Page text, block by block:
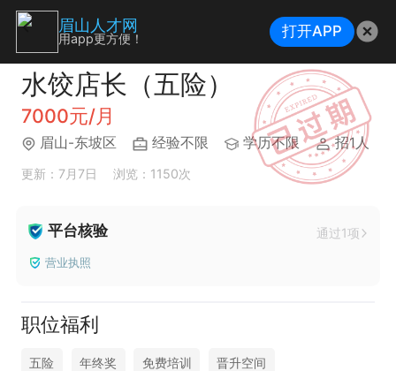
水饺店长（五险）
7000元/月
眉山-东坡区 经验不限 学历不限 招1人
更新：7月7日 浏览：1150次
平台核验 通过1项
营业执照
职位福利
五险 年终奖 免费培训 晋升空间
眉山人才网
用app更方便！ 打开APP